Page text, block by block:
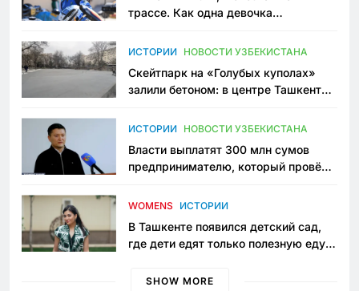
трассе. Как одна девочка
Узбекистане
ИСТОРИИ НОВОСТИ УЗБЕКИСТАНА
Скейтпарк на «Голубых куполах»
залили бетоном: в центре Ташкента
пространство
ИСТОРИИ НОВОСТИ УЗБЕКИСТАНА
Власти выплатят 300 млн сумов
предпринимателю, который провёл
приговору
WOMENS ИСТОРИИ
В Ташкенте появился детский сад,
где дети едят только полезную еду.
просить «кашу без сахара»
SHOW MORE